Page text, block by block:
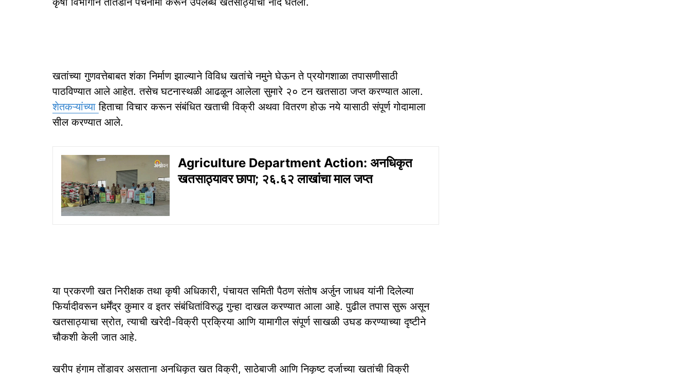
खतांच्या गुणवत्तेबाबत शंका निर्माण झाल्याने विविध खतांचे नमुने घेऊन ते प्रयोगशाळा तपासणीसाठी
पाठविण्यात आले आहेत. तसेच घटनास्थळी आढळून आलेला सुमारे २० टन खतसाठा जप्त करण्यात आला.
शेतकऱ्यांच्याहिताचा विचार करून संबंधित खताची विक्री अथवा वितरण होऊ नये यासाठी संपूर्ण गोदामाला
सील करण्यात आले.
Agriculture Department Action: अनधिकृत
खतसाठ्यावर छापा; २६.६२ लाखांचा माल जप्त
या प्रकरणी खत निरीक्षक तथा कृषी अधिकारी, पंचायत समिती पैठण संतोष अर्जुन जाधव यांनी दिलेल्या
फिर्यादीवरून धर्मेंद्र कुमार व इतर संबंधितांविरुद्ध गुन्हा दाखल करण्यात आला आहे. पुढील तपास सुरू असून
खतसाठ्याचा स्रोत, त्याची खरेदी-विक्री प्रक्रिया आणि यामागील संपूर्ण साखळी उघड करण्याच्या दृष्टीने
चौकशी केली जात आहे.
खरीप हंगाम तोंडावर असताना अनधिकृत खत विक्री, साठेबाजी आणि निकृष्ट दर्जाच्या खतांची विक्री